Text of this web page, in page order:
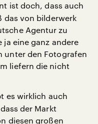
ist doch, dass auch
das von bilderwerk
Agentur zu
ja eine ganz andere
unter den Fotografen
liefern die nicht
es wirklich auch
der Markt
diesen großen